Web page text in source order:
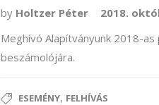
by Holtzer Péter
2018.
Meghívó Alapítványunk 2018-
beszámolójára.
ESEMÉNY, FELHÍVÁS